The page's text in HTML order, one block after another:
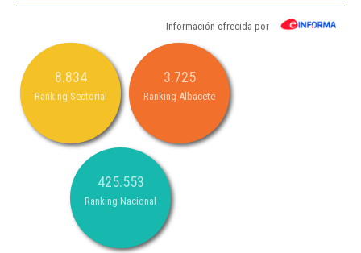
Información ofrecida por
8.834
Ranking Sectorial
3.725
Ranking Albacete
425.553
Ranking Nacional